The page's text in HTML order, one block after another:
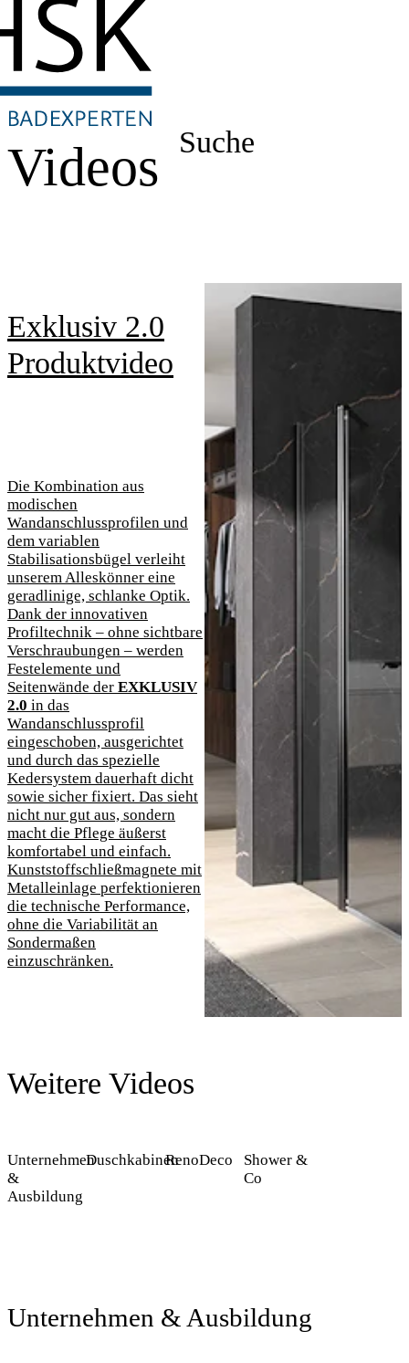
Suche
Videos
Exklusiv 2.0
Produktvideo
Die Kombination aus
modischen
Wandanschlussprofilen und
dem variablen
Stabilisationsbügel verleiht
unserem Alleskönner eine
geradlinige, schlanke Optik.
Dank der innovativen
Profiltechnik – ohne sichtbare
Verschraubungen – werden
Festelemente und
Seitenwände der EXKLUSIV
2.0 in das
Wandanschlussprofil
eingeschoben, ausgerichtet
und durch das spezielle
Kedersystem dauerhaft dicht
sowie sicher fixiert. Das sieht
nicht nur gut aus, sondern
macht die Pflege äußerst
komfortabel und einfach.
Kunststoffschließmagnete mit
Metalleinlage perfektionieren
die technische Performance,
ohne die Variabilität an
Sondermaßen
einzuschränken.
Weitere Videos
Unternehmen
&
Ausbildung
DuschkabinenRenoDeco
Shower &
Co
Unternehmen & Ausbildung